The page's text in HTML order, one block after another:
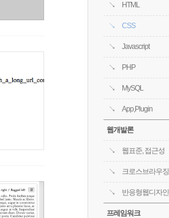
HTML
CSS
Javascript
PHP
MySQL
App,Plugin
웹개발론
웹표준, 접근성
크로스브라우징
반응형웹디자인
프레임워크